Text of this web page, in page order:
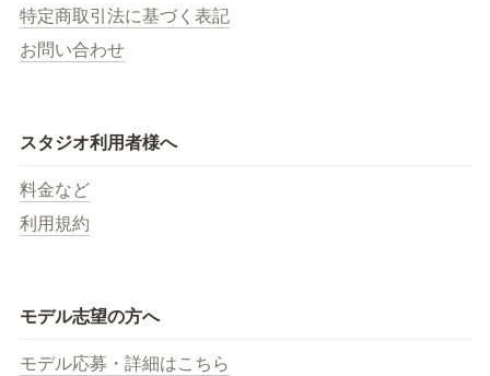
特定商取引法に基づく表記
お問い合わせ
スタジオ利用者様へ
料金など
利用規約
モデル志望の方へ
モデル応募・詳細はこちら